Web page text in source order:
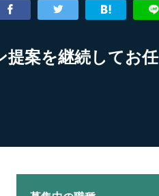
提案を継続してお任